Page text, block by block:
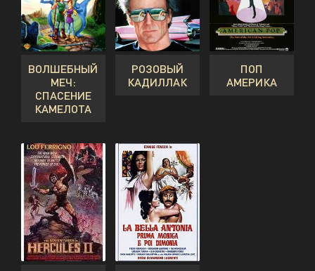
ВОЛШЕБНЫЙ
МЕЧ:
СПАСЕНИЕ
КАМЕЛОТА
РОЗОВЫЙ
КАДИЛЛАК
ПОП
АМЕРИКА